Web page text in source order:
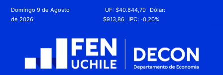
Domingo 9 de Agosto
de 2026
UF:$40.844,79
Dólar:
$913,86
IPC:-0,20%